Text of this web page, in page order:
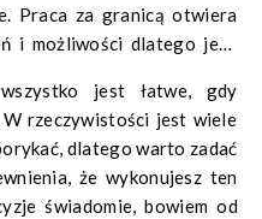
Praca za granicą otwiera
i możliwości dlatego jeśli
o których należy pamiętać
jest łatwe, gdy
rzeczywistości jest wiele
dlatego warto zadać
że wykonujesz ten
świadomie, bowiem od